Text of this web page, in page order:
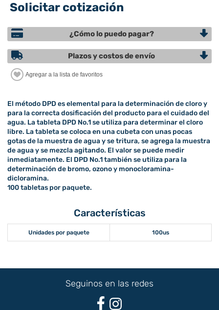
Solicitar cotización
¿Cómo lo puedo pagar?
Plazos y costos de envío
El método DPD es elemental para la determinación de cloro y
para la correcta dosificación del producto para el cuidado del
agua. La tableta DPD No.1 se utiliza para determinar el cloro
libre. La tableta se coloca en una cubeta con unas pocas
gotas de la muestra de agua y se tritura, se agrega la muestra
de agua y se mezcla agitando. El valor se puede medir
inmediatamente. El DPD No.1 también se utiliza para la
determinación de bromo, ozono y monocloramina-
dicloramina.
100 tabletas por paquete.
Características
Unidades por paquete 100us
Seguinos en las redes